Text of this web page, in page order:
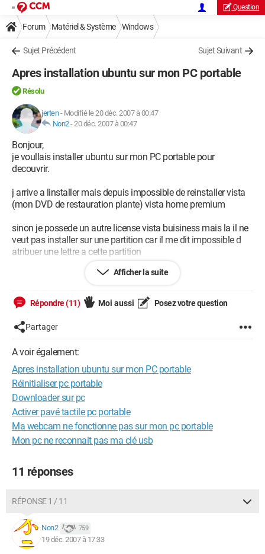
Question
Forum Matériel & Système Windows
Sujet Précédent Sujet Suivant
Apres installation ubuntu sur mon PC portable
Résolu
jerten- Modifié le 20 déc. 2007 à 00:47
Non2-20 déc. 2007 à 00:47
Bonjour,
je voullais installer ubuntu sur mon PC portable pour
decouvrir.
j arrive a linstaller mais depuis impossible de reinstaller vista
(mon DVD de restauration plante) vista home premium
sinon je possede un autre license vista buisiness mais la il ne
veut pas installer sur une partition car il me dit impossible d
atribuer une lettre a cette partition
je suis vraiment pas bien ....
merci pour votre aide
Configuration:
Afficher la suite
Répondre (11) Moi aussi Posez votre question
Partager
A voir également:
Apres installation ubuntu sur mon PC portable
Réinitialiser pc portable
Downloader sur pc
Activer pavé tactile pc portable
Ma webcam ne fonctionne pas sur mon pc portable
Mon pc ne reconnait pas ma clé usb
11 réponses
RÉPONSE 1 / 11
Non2 759
19 déc. 2007 à 17:33